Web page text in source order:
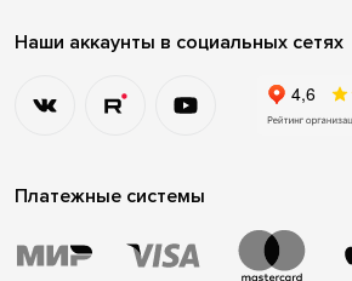
Наши аккаунты в социальных сетях
Платежные системы